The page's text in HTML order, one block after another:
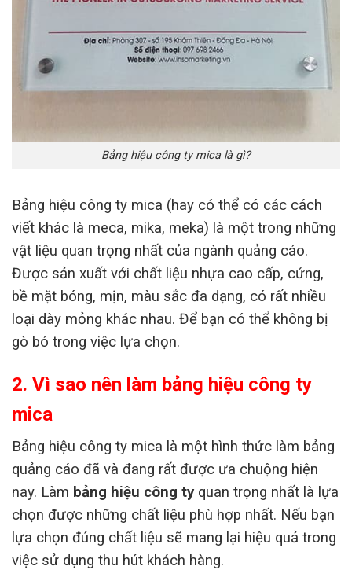
Bảng hiệu công ty mica là gì?
Bảng hiệu công ty mica (hay có thể có các cách
viết khác là meca, mika, meka) là một trong những
vật liệu quan trọng nhất của ngành quảng cáo.
Được sản xuất với chất liệu nhựa cao cấp, cứng,
bề mặt bóng, mịn, màu sắc đa dạng, có rất nhiều
loại dày mỏng khác nhau. Để bạn có thể không bị
gò bó trong việc lựa chọn.
2. Vì sao nên làm bảng hiệu công ty
mica
Bảng hiệu công ty mica là một hình thức làm bảng
quảng cáo đã và đang rất được ưa chuộng hiện
nay. Làm bảng hiệu công ty quan trọng nhất là lựa
chọn được những chất liệu phù hợp nhất. Nếu bạn
lựa chọn đúng chất liệu sẽ mang lại hiệu quả trong
việc sử dụng thu hút khách hàng.